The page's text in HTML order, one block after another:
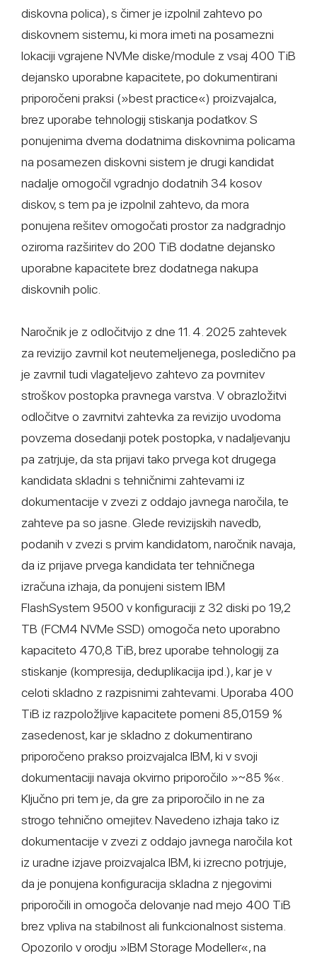
diskovna polica), s čimer je izpolnil zahtevo po
diskovnem sistemu, ki mora imeti na posamezni
lokaciji vgrajene NVMe diske/module z vsaj 400 TiB
dejansko uporabne kapacitete, po dokumentirani
priporočeni praksi (»best practice«) proizvajalca,
brez uporabe tehnologij stiskanja podatkov. S
ponujenima dvema dodatnima diskovnima policama
na posamezen diskovni sistem je drugi kandidat
nadalje omogočil vgradnjo dodatnih 34 kosov
diskov, s tem pa je izpolnil zahtevo, da mora
ponujena rešitev omogočati prostor za nadgradnjo
oziroma razširitev do 200 TiB dodatne dejansko
uporabne kapacitete brez dodatnega nakupa
diskovnih polic.
Naročnik je z odločitvijo z dne 11. 4. 2025 zahtevek
za revizijo zavrnil kot neutemeljenega, posledično pa
je zavrnil tudi vlagateljevo zahtevo za povrnitev
stroškov postopka pravnega varstva. V obrazložitvi
odločitve o zavrnitvi zahtevka za revizijo uvodoma
povzema dosedanji potek postopka, v nadaljevanju
pa zatrjuje, da sta prijavi tako prvega kot drugega
kandidata skladni s tehničnimi zahtevami iz
dokumentacije v zvezi z oddajo javnega naročila, te
zahteve pa so jasne. Glede revizijskih navedb,
podanih v zvezi s prvim kandidatom, naročnik navaja,
da iz prijave prvega kandidata ter tehničnega
izračuna izhaja, da ponujeni sistem IBM
FlashSystem 9500 v konfiguraciji z 32 diski po 19,2
TB (FCM4 NVMe SSD) omogoča neto uporabno
kapaciteto 470,8 TiB, brez uporabe tehnologij za
stiskanje (kompresija, deduplikacija ipd.), kar je v
celoti skladno z razpisnimi zahtevami. Uporaba 400
TiB iz razpoložljive kapacitete pomeni 85,0159 %
zasedenost, kar je skladno z dokumentirano
priporočeno prakso proizvajalca IBM, ki v svoji
dokumentaciji navaja okvirno priporočilo »~85 %«.
Ključno pri tem je, da gre za priporočilo in ne za
strogo tehnično omejitev. Navedeno izhaja tako iz
dokumentacije v zvezi z oddajo javnega naročila kot
iz uradne izjave proizvajalca IBM, ki izrecno potrjuje,
da je ponujena konfiguracija skladna z njegovimi
priporočili in omogoča delovanje nad mejo 400 TiB
brez vpliva na stabilnost ali funkcionalnost sistema.
Opozorilo v orodju »IBM Storage Modeller«, na